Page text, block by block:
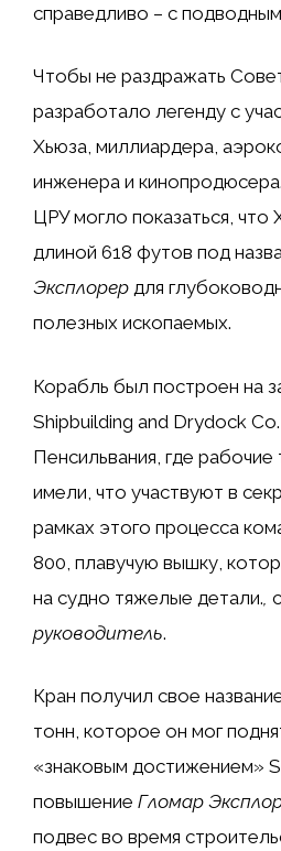
справедливо – с
Чтобы не раздражать
разработало легенду с
Хьюза, миллиардера,
инженера и
ЦРУ могло показаться, что
длиной 618 футов под
Эксплорер для
полезных ископаемых.
Корабль был построен на
Shipbuilding and Drydock
Пенсильвания, где рабочие
имели, что участвуют в
рамках этого процесса
800, плавучую вышку,
на судно тяжелые детали.
руководитель.
Кран получил свое
тонн, которое он мог
«знаковым достижением»
повышение Гломар
подвес во время